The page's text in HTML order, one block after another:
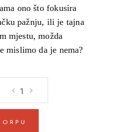
ono što fokusira
pažnju, ili je tajna
mjestu, možda
mislimo da je nema?